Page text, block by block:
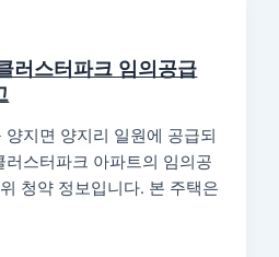
러스터파크 임의공급
지면 양지리 일원에 공급되
러스터파크 아파트의 임의공
청약 정보입니다. 본 주택은